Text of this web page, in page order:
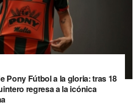
Pony Fútbol a la gloria: tras 18
regresa a la icónica